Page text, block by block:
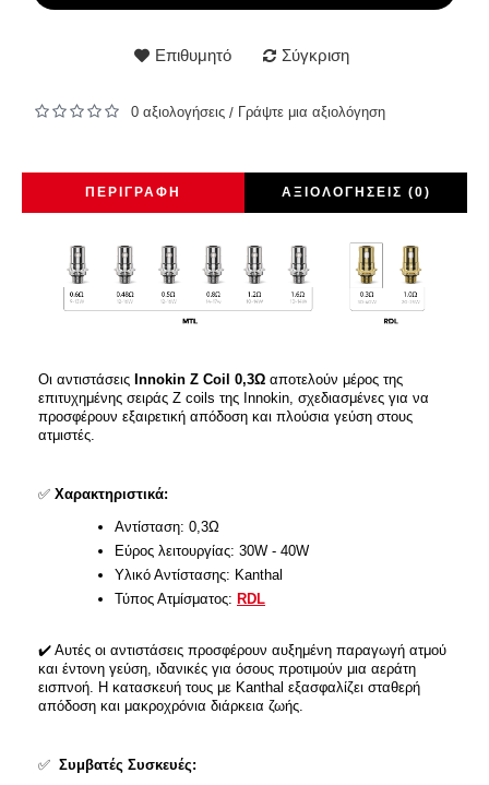
Επιθυμητό Σύγκριση
0 αξιολογήσεις / Γράψτε μια αξιολόγηση
ΠΕΡΙΓΡΑΦΉ ΑΞΙΟΛΟΓΉΣΕΙΣ (0)
Οι αντιστάσεις Innokin Z Coil 0,3Ω αποτελούν μέρος της
επιτυχημένης σειράς Z coils της Innokin, σχεδιασμένες για να
προσφέρουν εξαιρετική απόδοση και πλούσια γεύση στους
ατμιστές.
✅ Χαρακτηριστικά:
Αντίσταση: 0,3Ω
Εύρος λειτουργίας: 30W - 40W
Υλικό Αντίστασης: Kanthal
Τύπος Ατμίσματος: RDL
✔️ Αυτές οι αντιστάσεις προσφέρουν αυξημένη παραγωγή ατμού
και έντονη γεύση, ιδανικές για όσους προτιμούν μια αεράτη
εισπνοή. Η κατασκευή τους με Kanthal εξασφαλίζει σταθερή
απόδοση και μακροχρόνια διάρκεια ζωής.
✅ Συμβατές Συσκευές: